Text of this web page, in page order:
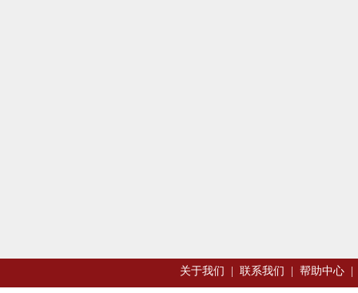
关于我们 联系我们 帮助中心